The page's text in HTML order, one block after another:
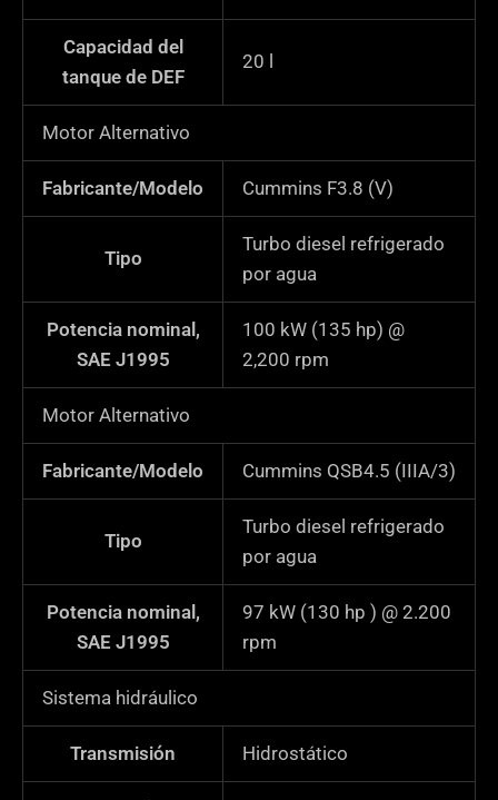
Capacidad del
tanque de DEF
20
Motor Alternativo
Fabricante/Modelo Cummins F3.8 (V)
Tipo
Turbo diesel refrigerado
por agua
Potencia nominal,
SAE J1995
100 kW (135 hp) @
2,200 rpm
Motor Alternativo
Fabricante/Modelo Cummins QSB4.5 (IIIA/3)
Tipo
Turbo diesel refrigerado
por agua
Potencia nominal,
SAE J1995
97 kW (130 hp ) @ 2.200
rpm
Sistema hidráulico
Transmisión Hidrostático